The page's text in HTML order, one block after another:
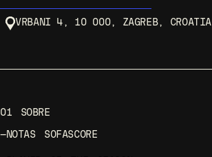
VRBANI 4, 10 000, ZAGREB, CROATIA
01 SOBRE
—NOTAS SOFASCORE